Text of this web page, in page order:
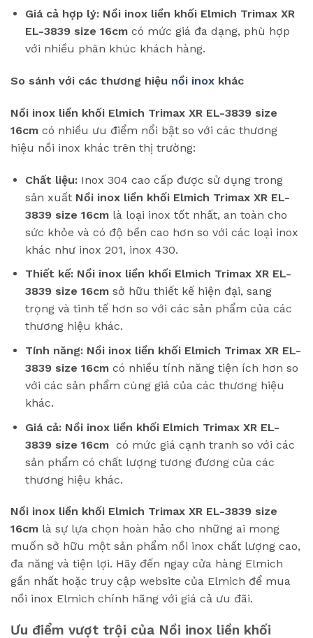
Giá cả hợp lý: Nồi inox liền khối Elmich Trimax XR
EL-3839 size 16cmcó mức giá đa dạng, phù hợp
với nhiều phân khúc khách hàng.
So sánh với các thương hiệu nồi inox khác
Nồi inox liền khối Elmich Trimax XR EL-3839 size
16cm có nhiều ưu điểm nổi bật so với các thương
hiệu nồi inox khác trên thị trường:
Chất liệu:Inox 304 cao cấp được sử dụng trong
sản xuất Nồi inox liền khối Elmich Trimax XR EL-
3839 size 16cmlà loại inox tốt nhất, an toàn cho
sức khỏe và có độ bền cao hơn so với các loại inox
khác như inox 201, inox 430.
Thiết kế: Nồi inox liền khối Elmich Trimax XR EL-
3839 size 16cmsở hữu thiết kế hiện đại, sang
trọng và tinh tế hơn so với các sản phẩm của các
thương hiệu khác.
Tính năng: Nồi inox liền khối Elmich Trimax XR EL-
3839 size 16cmcó nhiều tính năng tiện ích hơn so
với các sản phẩm cùng giá của các thương hiệu
khác.
Giá cả: Nồi inox liền khối Elmich Trimax XR EL-
3839 size 16cm có mức giá cạnh tranh so với các
sản phẩm có chất lượng tương đương của các
thương hiệu khác.
Nồi inox liền khối Elmich Trimax XR EL-3839 size
16cm là sự lựa chọn hoàn hảo cho những ai mong
muốn sở hữu một sản phẩm nồi inox chất lượng cao,
đa năng và tiện lợi. Hãy đến ngay cửa hàng Elmich
gần nhất hoặc truy cập website của Elmich để mua
nồi inox Elmich chính hãng với giá cả ưu đãi.
Ưu điểm vượt trội của Nồi inox liền khối